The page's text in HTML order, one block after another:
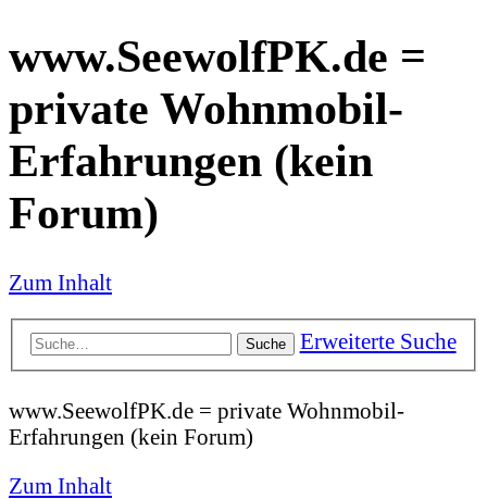
www.SeewolfPK.de =
private Wohnmobil-
Erfahrungen (kein
Forum)
Zum Inhalt
Suche Erweiterte Suche
www.SeewolfPK.de = private Wohnmobil-
Erfahrungen (kein Forum)
Zum Inhalt